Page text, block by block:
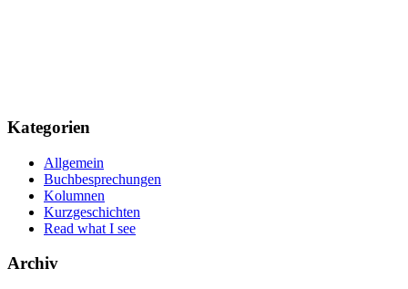
Kategorien
Allgemein
Buchbesprechungen
Kolumnen
Kurzgeschichten
Read what I see
Archiv